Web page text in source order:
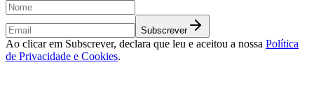
Subscrever
Ao clicar em Subscrever, declara que leu e aceitou a nossa Política
de Privacidade e Cookies.